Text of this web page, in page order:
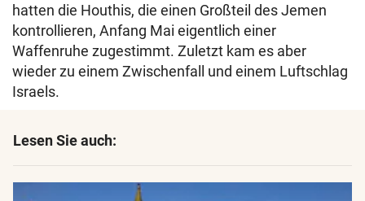
hatten die Houthis, die einen Großteil des Jemen
kontrollieren, Anfang Mai eigentlich einer
Waffenruhe zugestimmt. Zuletzt kam es aber
wieder zu einem Zwischenfall und einem Luftschlag
Israels.
Lesen Sie auch: